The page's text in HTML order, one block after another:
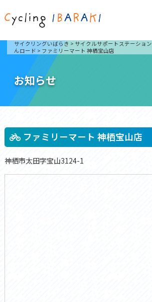
サイクリングいばらき > サイクルサポートステーション
んロード > ファミリーマート 神栖宝山店
お知らせ
ファミリーマート 神栖宝山店
神栖市太田字宝山3124-1